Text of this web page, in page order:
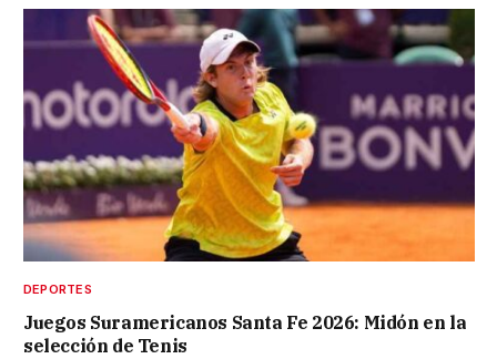
DEPORTES
Juegos Suramericanos Santa Fe 2026: Midón en la
selección de Tenis